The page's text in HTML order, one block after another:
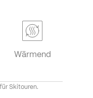
Wärmend
Skitouren.